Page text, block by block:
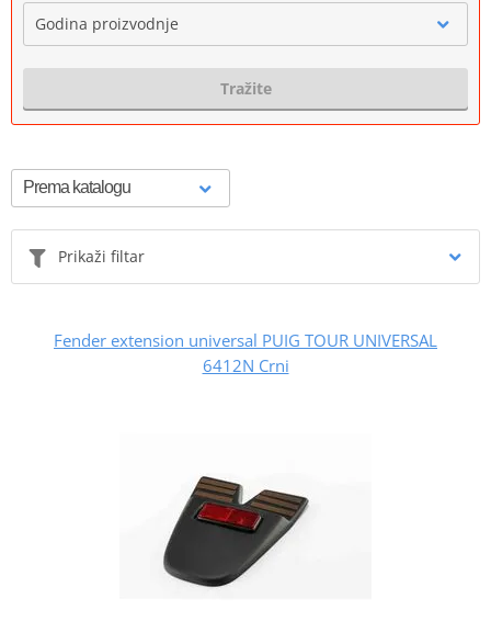
Godina proizvodnje
Tražite
Prikaži filtar
Fender extension universal PUIG TOUR UNIVERSAL
6412N Crni